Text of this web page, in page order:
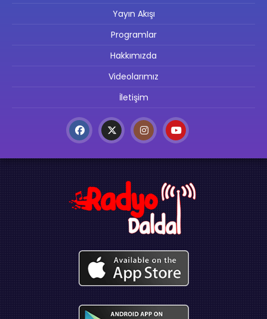
Yayın Akışı
Programlar
Hakkımızda
Videolarımız
İletişim